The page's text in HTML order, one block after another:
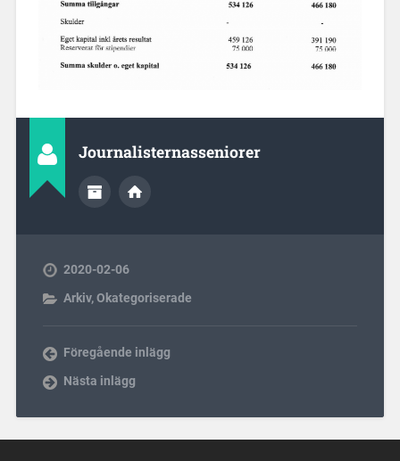
Journalisternasseniorer
2020-02-06
Arkiv,Okategoriserade
Föregående inlägg
Nästa inlägg